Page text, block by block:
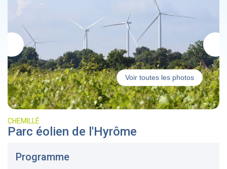
Voir toutes les photos
CHEMILLÉ
Parc éolien de l'Hyrôme
Programme